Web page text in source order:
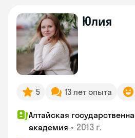
Юлия
5 13 лет опыта
Алтайская
академия • 2013 г.